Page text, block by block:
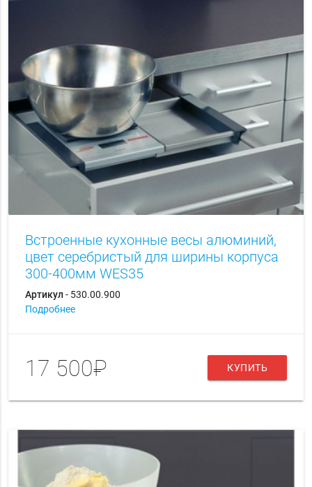
Встроенные кухонные весы алюминий,
цвет серебристый для ширины корпуса
300-400мм WES35
Артикул- 530.00.900
Подробнее
17 500₽ КУПИТЬ